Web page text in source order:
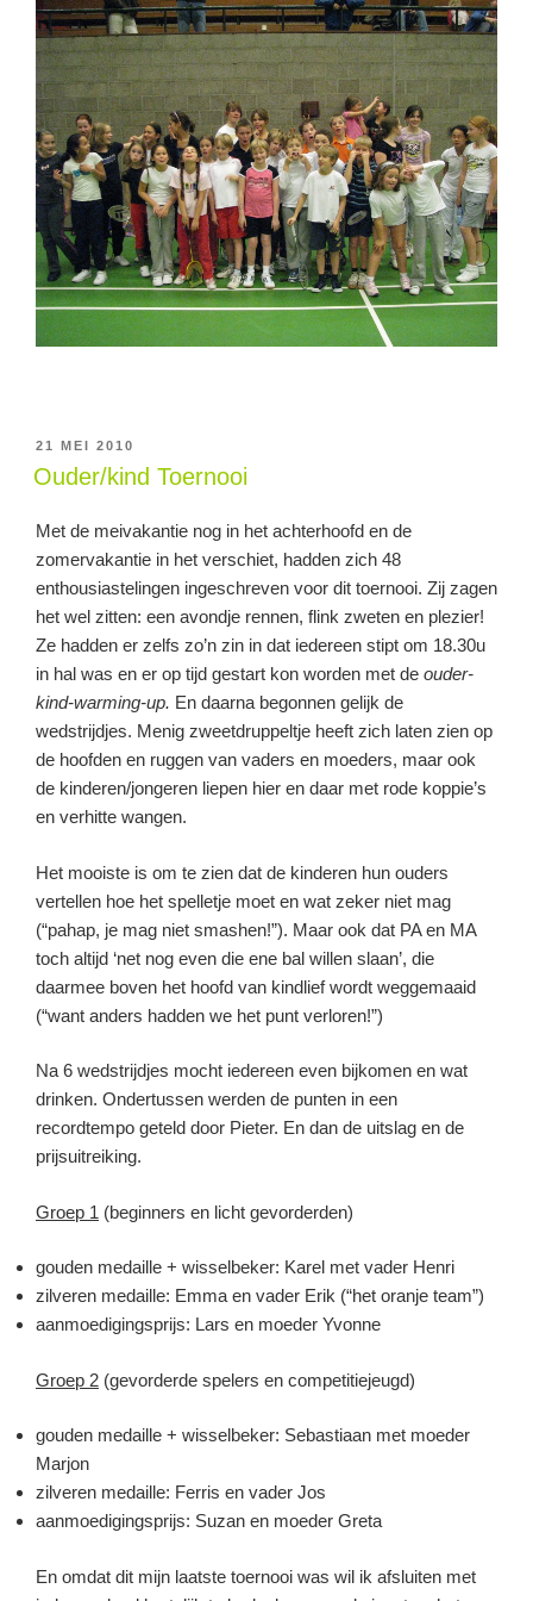
GEPLAATST
OP
21 MEI 2010
Ouder/kind Toernooi
Met de meivakantie nog in het achterhoofd en de
zomervakantie in het verschiet, hadden zich 48
enthousiastelingen ingeschreven voor dit toernooi. Zij zagen
het wel zitten: een avondje rennen, flink zweten en plezier!
Ze hadden er zelfs zo’n zin in dat iedereen stipt om 18.30u
in hal was en er op tijd gestart kon worden met de ouder-
kind-warming-up. En daarna begonnen gelijk de
wedstrijdjes. Menig zweetdruppeltje heeft zich laten zien op
de hoofden en ruggen van vaders en moeders, maar ook
de kinderen/jongeren liepen hier en daar met rode koppie’s
en verhitte wangen.
Het mooiste is om te zien dat de kinderen hun ouders
vertellen hoe het spelletje moet en wat zeker niet mag
(“pahap, je mag niet smashen!”). Maar ook dat PA en MA
toch altijd ‘net nog even die ene bal willen slaan’, die
daarmee boven het hoofd van kindlief wordt weggemaaid
(“want anders hadden we het punt verloren!”)
Na 6 wedstrijdjes mocht iedereen even bijkomen en wat
drinken. Ondertussen werden de punten in een
recordtempo geteld door Pieter. En dan de uitslag en de
prijsuitreiking.
Groep 1 (beginners en licht gevorderden)
gouden medaille + wisselbeker: Karel met vader Henri
zilveren medaille: Emma en vader Erik (“het oranje team”)
aanmoedigingsprijs: Lars en moeder Yvonne
Groep 2 (gevorderde spelers en competitiejeugd)
gouden medaille + wisselbeker: Sebastiaan met moeder
Marjon
zilveren medaille: Ferris en vader Jos
aanmoedigingsprijs: Suzan en moeder Greta
En omdat dit mijn laatste toernooi was wil ik afsluiten met